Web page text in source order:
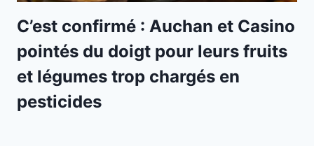
C’est confirmé : Auchan et Casino
pointés du doigt pour leurs fruits
et légumes trop chargés en
pesticides